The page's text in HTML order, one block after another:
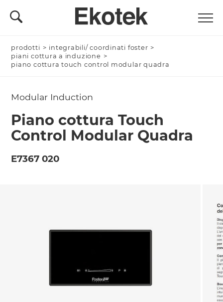
prodotti > integrabili/ coordinati foster >
piani cottura a induzione >
piano cottura touch control modular quadra
Modular Induction
Piano cottura Touch
Control Modular Quadra
E7367 020
Nominativo *
Azienda/Privato *